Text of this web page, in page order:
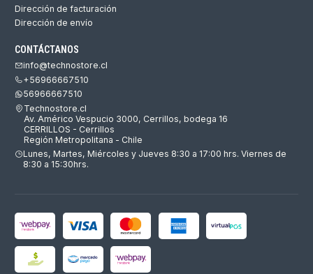
Dirección de facturación
Dirección de envío
CONTÁCTANOS
info@technostore.cl
+56966667510
56966667510
Technostore.cl
Av. Américo Vespucio 3000, Cerrillos, bodega 16
CERRILLOS - Cerrillos
Región Metropolitana - Chile
Lunes, Martes, Miércoles y Jueves 8:30 a 17:00 hrs. Viernes de
8:30 a 15:30hrs.